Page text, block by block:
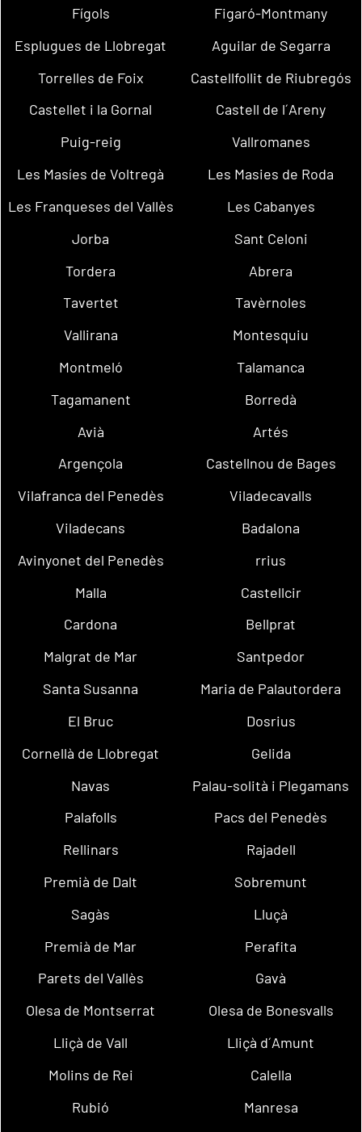
Fígols
Figaró-Montmany
Esplugues de Llobregat
Aguilar de Segarra
Torrelles de Foix
Castellfollit de Riubregós
Castellet i la Gornal
Castell de l´Areny
Puig-reig
Vallromanes
Les Masíes de Voltregà
Les Masies de Roda
Les Franqueses del Vallès
Les Cabanyes
Jorba
Sant Celoni
Tordera
Abrera
Tavertet
Tavèrnoles
Vallirana
Montesquiu
Montmeló
Talamanca
Tagamanent
Borredà
Avià
Artés
Argençola
Castellnou de Bages
Vilafranca del Penedès
Viladecavalls
Viladecans
Badalona
Avinyonet del Penedès
rrius
Malla
Castellcir
Cardona
Bellprat
Malgrat de Mar
Santpedor
Santa Susanna
Maria de Palautordera
El Bruc
Dosrius
Cornellà de Llobregat
Gelida
Navas
Palau-solità i Plegamans
Palafolls
Pacs del Penedès
Rellinars
Rajadell
Premià de Dalt
Sobremunt
Sagàs
Lluçà
Premià de Mar
Perafita
Parets del Vallès
Gavà
Olesa de Montserrat
Olesa de Bonesvalls
Lliçà de Vall
Lliçà d´Amunt
Molins de Rei
Calella
Rubió
Manresa